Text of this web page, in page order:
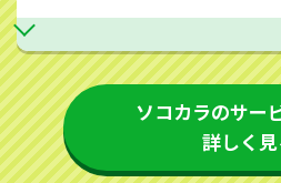
ソコカラのサー
詳しく